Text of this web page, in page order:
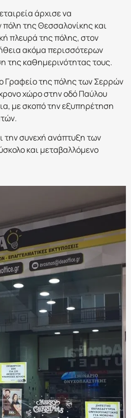
άρχισε να
της Θεσσαλονίκης και
πλευρά της πόλης, στον
ακόμα περισσότερων
της καθημερινότητας τους.
Γραφείο της πόλης των Σερρών
χώρο στην οδό Παύλου
με σκοπό την εξυπηρέτηση
την συνεχή ανάπτυξη των
και μεταβαλλόμενο